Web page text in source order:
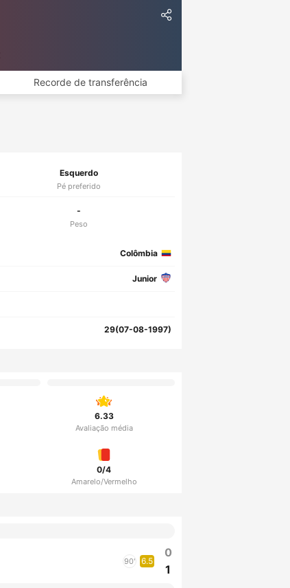
Recorde de transferência
Esquerdo
Pé preferido
-
Peso
Colômbia
Junior
29(07-08-1997)
6.33
Avaliação média
0/4
Amarelo/Vermelho
90' 6.5
0
1